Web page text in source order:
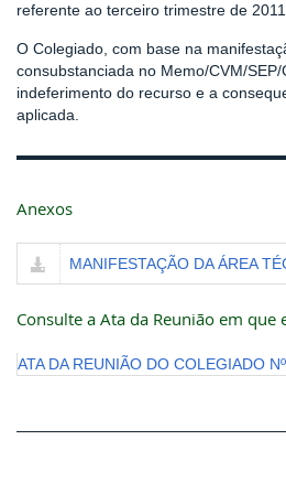
referente ao terceiro trimestre de 2011.
O Colegiado, com base na
consubstanciada no Memo/CVM/
indeferimento do recurso e a
aplicada.
Anexos
MANIFESTAÇÃO DA ÁREA
Consulte a Ata da Reunião em
ATA DA REUNIÃO DO COLEGIADO